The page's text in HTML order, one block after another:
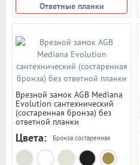
Ответные планки
Врезной замок AGB Mediana
Evolution сантехнический
(состаренная бронза) без
ответной планки
Цвета: Бронза состаренная